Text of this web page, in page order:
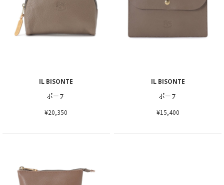
IL BISONTE
ポーチ
¥20,350
IL BISONTE
ポーチ
¥15,400